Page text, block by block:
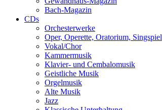
Bach-Magazin
CDs
Orchesterwerke
Oper, Operette, Oratorium, Singspiel
Vokal/Chor
Kammermusik
Klavier- und Cembalomusik
Geistliche Musik
Orgelmusik
Alte Musik
Jazz